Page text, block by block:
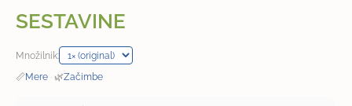
SESTAVINE
Množilnik:
📏Mere · 🌿Začimbe